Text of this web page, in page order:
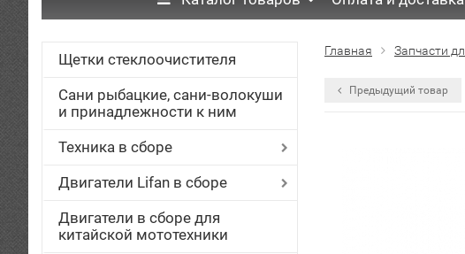
Щетки стеклоочистителя
Сани рыбацкие, сани-волокуши
и принадлежности к ним
Техника в сборе
Двигатели Lifan в сборе
Двигатели в сборе для
китайской мототехники
Главная Запчасти
Предыдущий товар